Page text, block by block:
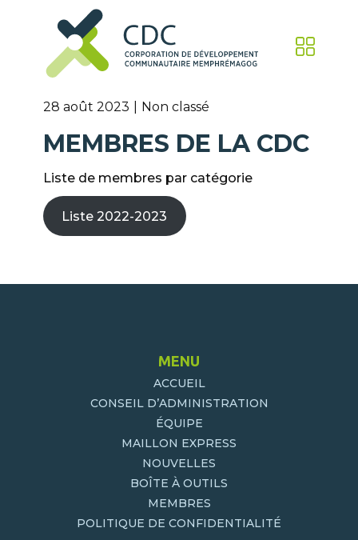
28 août 2023 Non classé
MEMBRES DE LA CDC
Liste de membres par catégorie
Liste 2022-2023
MENU
ACCUEIL
CONSEIL D’ADMINISTRATION
ÉQUIPE
MAILLON EXPRESS
NOUVELLES
BOÎTE À OUTILS
MEMBRES
POLITIQUE DE CONFIDENTIALITÉ